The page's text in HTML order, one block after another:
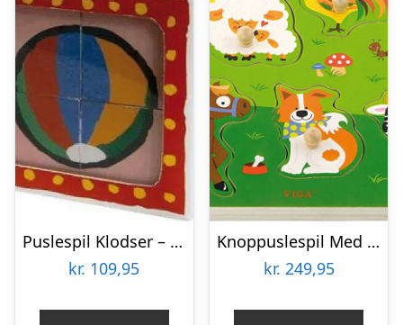
Puslespil Klodser – Malle Mus – 4 Klodser
kr. 109,95
Knoppuslespil Med Lyd – Bondegårdsdyr – Træ – Viga
kr. 249,95